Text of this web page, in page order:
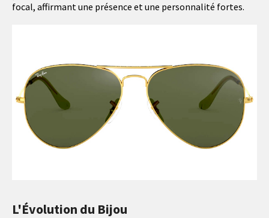
focal, affirmant une présence et une personnalité fortes.
L'Évolution du Bijou